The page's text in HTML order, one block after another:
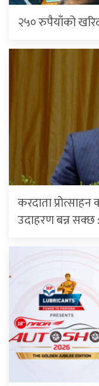
२५० रुपैयाँको
करदाता प्रोत्साहन
उदाहरण बन्न सक्छ